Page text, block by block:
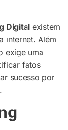
Digital existem
internet. Além
exige uma
fatos
sucesso por